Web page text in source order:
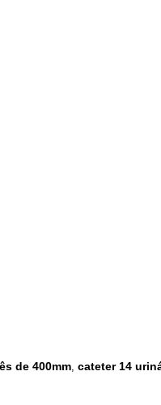
de 400mm, cateter 14